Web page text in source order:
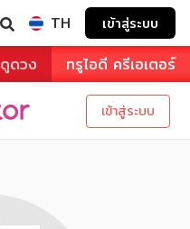
TH เข้าสู่ระบบ
ดูดวง ทรูไอดี ครีเอเตอร์
เข้าสู่ระบบ